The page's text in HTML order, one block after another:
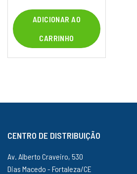
ADICIONAR AO
CARRINHO
CENTRO DE DISTRIBUIÇÃO
Av. Alberto Craveiro, 530
Dias Macedo - Fortaleza/CE